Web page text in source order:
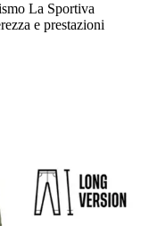
La Sportiva
e prestazioni